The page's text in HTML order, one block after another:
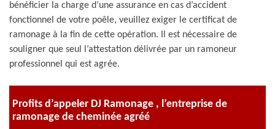
bénéficier la charge d’une assurance en cas d’accident
fonctionnel de votre poêle, veuillez exiger le certificat de
ramonage à la fin de cette opération. Il est nécessaire de
souligner que seul l’attestation délivrée par un ramoneur
professionnel qui est agrée.
Profits d’appeler DJ Ramonage , l’entreprise de
ramonage de cheminée agréé